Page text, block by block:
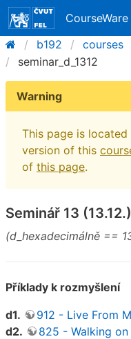
b192
courses
seminar_d_1312
Warning
This page is
version of this
of this page.
Seminář 13
(d_hexadecimálně ==
Příklady k rozmyšlení
d1.
912 - Live From
d2.
825 - Walking